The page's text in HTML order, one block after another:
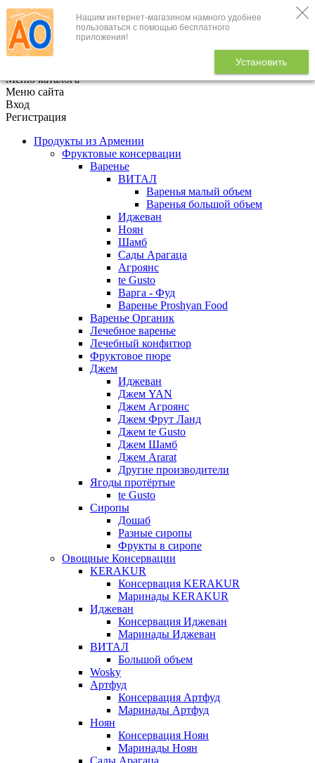
Нашим интернет-магазином намного удобнее
пользоваться с помощью бесплатного
приложения!
Установить
+7 (495) 646-888-1
В корзине
Меню каталога
Меню сайта
Вход
Регистрация
Продукты из Армении
Фруктовые консервации
Варенье
ВИТАЛ
Варенья малый объем
Варенья большой объем
Иджеван
Ноян
Шамб
Сады Арагаца
Агроянс
te Gusto
Варга - Фуд
Варенье Proshyan Food
Варенье Органик
Лечебное варенье
Лечебный конфитюр
Фруктовое пюре
Джем
Иджеван
Джем YAN
Джем Агроянс
Джем Фрут Ланд
Джем te Gusto
Джем Шамб
Джем Ararat
Другие производители
Ягоды протёртые
te Gusto
Сиропы
Дошаб
Разные сиропы
Фрукты в сиропе
Овощные Консервации
KERAKUR
Консервация KERAKUR
Маринады KERAKUR
Иджеван
Консервация Иджеван
Маринады Иджеван
ВИТАЛ
Большой объем
Wosky
Артфуд
Консервация Артфуд
Маринады Артфуд
Ноян
Консервация Ноян
Маринады Ноян
Сады Арагаца